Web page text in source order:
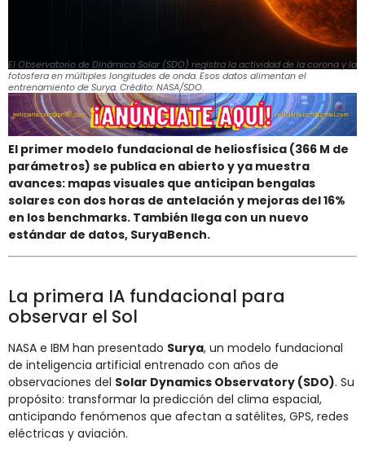
El Observatorio de Dinámica Solar (SDO) registra la actividad de la corona y la
fotosfera en múltiples longitudes de onda. Esos datos alimentan el
entrenamiento de Surya. Crédito: NASA/SDO.
El primer modelo fundacional de heliosfísica (366 M de
parámetros) se publica en abierto y ya muestra
avances: mapas visuales que anticipan bengalas
solares con dos horas de antelación y mejoras del 16%
en los benchmarks. También llega con un nuevo
estándar de datos, SuryaBench.
La primera IA fundacional para
observar el Sol
NASA e IBM han presentado Surya, un modelo fundacional
de inteligencia artificial entrenado con años de
observaciones del Solar Dynamics Observatory (SDO). Su
propósito: transformar la predicción del clima espacial,
anticipando fenómenos que afectan a satélites, GPS, redes
eléctricas y aviación.